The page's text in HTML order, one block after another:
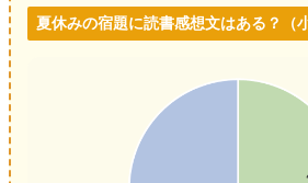
夏休みの宿題に読書感想文はある？（